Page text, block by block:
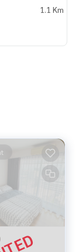
1.1 Km